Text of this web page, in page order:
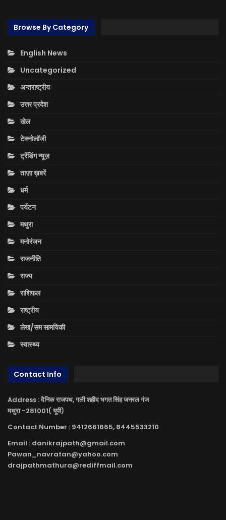
Browse By Category
English News
Uncategorized
अन्तराष्ट्रीय
उत्तर प्रदेश
खेल
टेक्नोलॉजी
ट्रेंडिंग न्यूज़
ताज़ा ख़बरें
धर्म
पर्यटन
मथुरा
मनोरंजन
राजनीति
राज्य
राशिफल
राष्ट्रीय
लेख/सम सामयिकी
स्वास्थ्य
Contact Info
Address : दैनिक राजपथ, गली शहीद भगत सिंह जनरल गंज
मथुरा -281001( यूपी)
Contact Number : 9412661665, 8445533210
Email : danikrajpath@gmail.com
Pawan_navratan@yahoo.com
drajpathmathura@rediffmail.com